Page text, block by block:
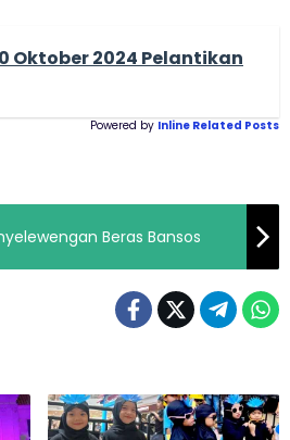
Oktober 2024 Pelantikan
Powered by Inline Related Posts
Beras Bansos